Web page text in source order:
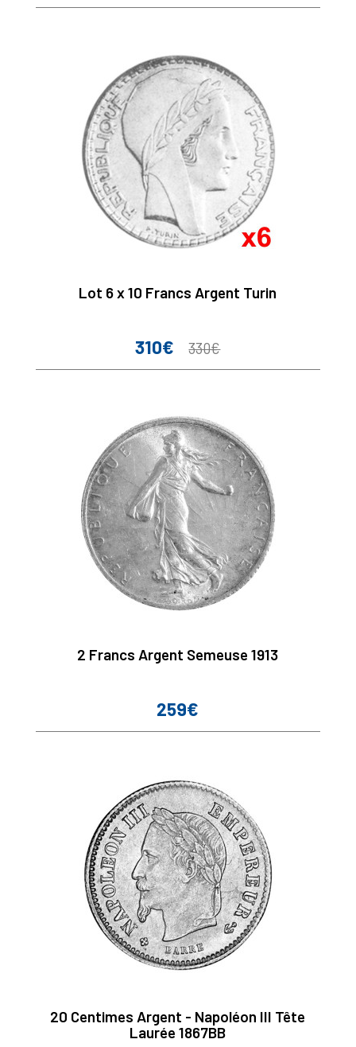
Lot 6 x 10 Francs Argent Turin
Prix
310€
Prix
330€
2 Francs Argent Semeuse 1913
Prix
259€
20 Centimes Argent - Napoléon III Tête
Laurée 1867BB